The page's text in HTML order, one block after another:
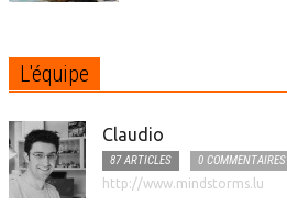
L'équipe
Claudio
87 ARTICLES
0 COMMENTAIRES
http://www.mindstorms.lu